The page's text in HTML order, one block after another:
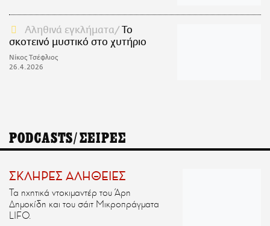
Αληθινά εγκλήματα
Το
σκοτεινό μυστικό στο χυτήριο
Νίκος Τσέφλιος
26.4.2026
PODCASTS/ΣΕΙΡΕΣ
ΣΚΛΗΡΕΣ ΑΛΗΘΕΙΕΣ
Τα ηχητικά ντοκιμαντέρ του Άρη
Δημοκίδη και του σάιτ Μικροπράγματα
LIFO.